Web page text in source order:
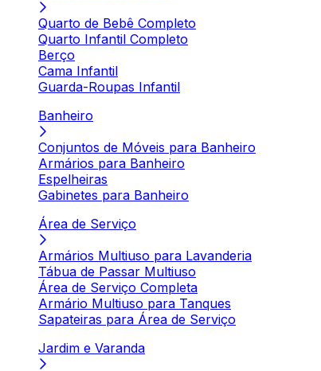
Quarto de Bebê Completo
Quarto Infantil Completo
Berço
Cama Infantil
Guarda-Roupas Infantil
Banheiro
Conjuntos de Móveis para Banheiro
Armários para Banheiro
Espelheiras
Gabinetes para Banheiro
Área de Serviço
Armários Multiuso para Lavanderia
Tábua de Passar Multiuso
Área de Serviço Completa
Armário Multiuso para Tanques
Sapateiras para Área de Serviço
Jardim e Varanda